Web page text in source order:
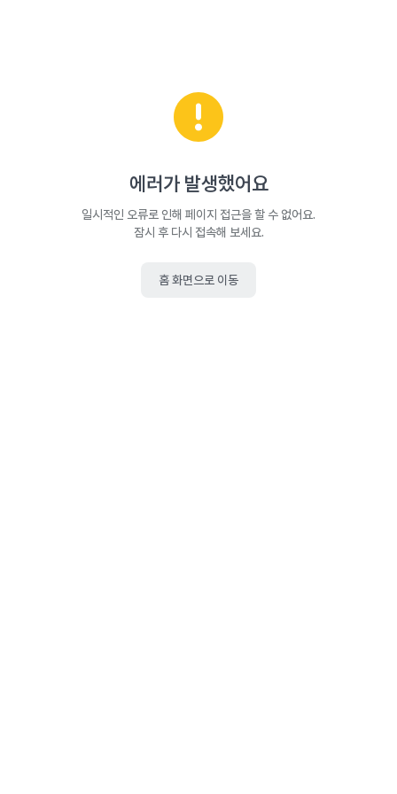
에러가 발생했어요
일시적인 오류로 인해 페이지 접근을 할 수 없어요.
잠시 후 다시 접속해 보세요.
홈 화면으로 이동